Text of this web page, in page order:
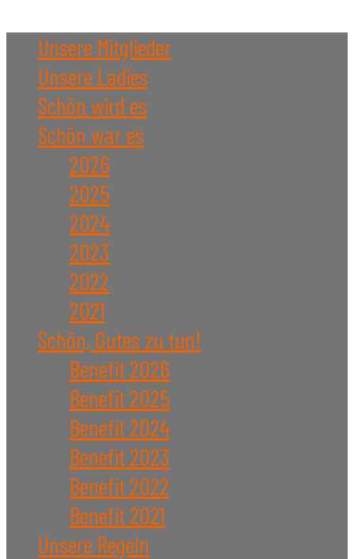
Unsere Mitglieder
Unsere Ladies
Schön wird es
Schön war es
2026
2025
2024
2023
2022
2021
Schön, Gutes zu tun!
Benefit 2026
Benefit 2025
Benefit 2024
Benefit 2023
Benefit 2022
Benefit 2021
Unsere Regeln